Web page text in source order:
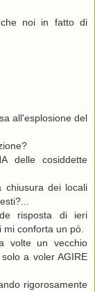
noi in fatto di
all'esplosione del
delle cosiddette
chiusura dei locali
risposta di ieri
mi conforta un pò.
volte un vecchio
a voler AGIRE
rigorosamente